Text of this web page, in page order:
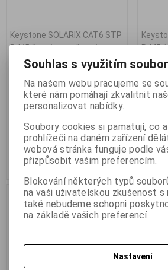
Keystone SOLARIX CAT6 STP
RJ45 černý samořezný
Kód:SXKJ-6-STP-BK-SA
Záruka (měsíců): 60
Termín dodání obvykle (dny):
skladem
Samořezný stíněný keystone
104 Kč (bez DPH:)
Koupit
RJ45
NA-BU
Termín
104
Skladem
Novinka
Souhlas s využitím
Na našem webu pracujeme se
které nám pomáhají zkvalitnit
personalizovat nabídky.
Soubory cookies si pamatují, co
prohlížeči na daném zařízení
webová stránka funguje podle
přizpůsobit vašim preferencím.
Blokování některých typů
na vaši uživatelskou zkušenost s
také nebudeme schopni
na základě vašich preferencí.
Nastavení